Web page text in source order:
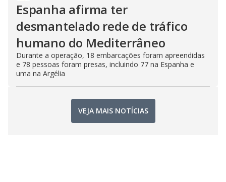
Espanha afirma ter
desmantelado rede de tráfico
humano do Mediterrâneo
Durante a operação, 18 embarcações foram apreendidas
e 78 pessoas foram presas, incluindo 77 na Espanha e
uma na Argélia
VEJA MAIS NOTÍCIAS